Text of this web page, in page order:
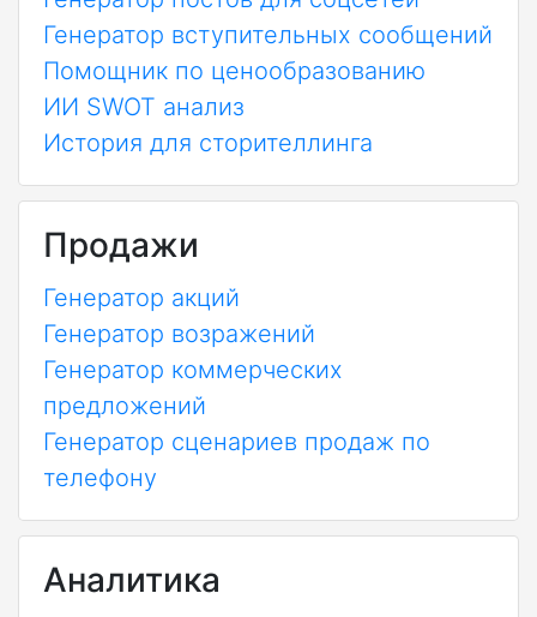
Генератор вступительных сообщений
Помощник по ценообразованию
ИИ SWOT анализ
История для сторителлинга
Продажи
Генератор акций
Генератор возражений
Генератор коммерческих
предложений
Генератор сценариев продаж по
телефону
Аналитика